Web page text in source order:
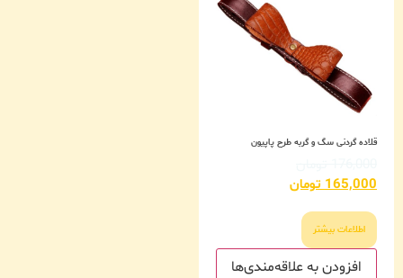
قلاده گردنی سگ و گربه طرح پاپیون
165,000تومان
اطلاعات بیشتر
افزودن به علاقه‌مندی‌ها